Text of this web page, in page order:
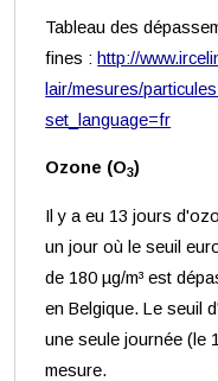
Tableau des
fines : http://
lair/mesures/
set_language=fr
Ozone (O3)
Il y a eu 13 jours
un jour où le seuil
de 180 µg/m³ est
en Belgique. Le seuil
une seule journée (le
mesure.